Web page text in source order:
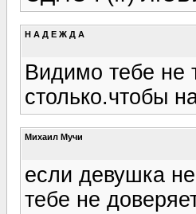
Н А Д Е Ж Д А
Видимо тебе не
столько.чтобы
Михаил Мучи
если девушка
тебе не